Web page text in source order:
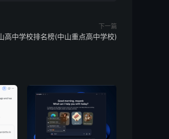
下一篇
高中学校排名榜(中山重点高中学校)